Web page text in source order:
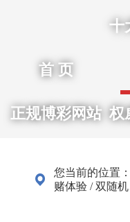
首 页
十
正规博彩网站 权
您当前的位置
赌体验 /双随